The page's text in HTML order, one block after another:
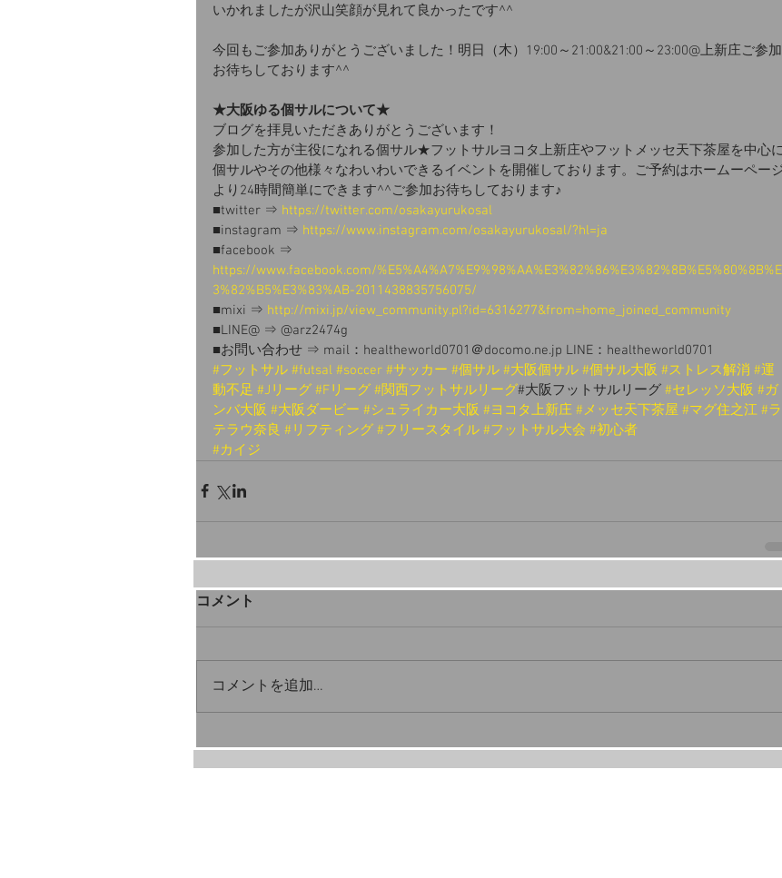
いかれましたが沢山笑顔が見れて良かったです^^
今回もご参加ありがとうございました！明日（木）19:00～21:00&21:00～23:00@上新庄ご参加
お待ちしております^^
★大阪ゆる個サルについて★
ブログを拝見いただきありがとうございます！
参加した方が主役になれる個サル★フットサルヨコタ上新庄やフットメッセ天下茶屋を中心
個サルやその他様々なわいわいできるイベントを開催しております。ご予約はホームーペー
より24時間簡単にできます^^ご参加お待ちしております♪
■twitter ⇒ https://twitter.com/osakayurukosal
■instagram ⇒ https://www.instagram.com/osakayurukosal/?hl=ja
■facebook ⇒
https://www.facebook.com/%E5%A4%A7%E9%98%AA%E3%82%86%E3%82%8B%E5%80%8B%E
3%82%B5%E3%83%AB-2011438835756075/
■mixi ⇒ http://mixi.jp/view_community.pl?id=6316277&from=home_joined_community
■LINE@ ⇒ @arz2474g
■お問い合わせ ⇒ mail：healtheworld0701＠docomo.ne.jp LINE：healtheworld0701
#フットサル #futsal #soccer #サッカー #個サル #大阪個サル #個サル大阪 #ストレス解消 #運
動不足 #Jリーグ #Fリーグ #関西フットサルリーグ#大阪フットサルリーグ #セレッソ大阪 #ガ
ンバ大阪 #大阪ダービー #シュライカー大阪 #ヨコタ上新庄 #メッセ天下茶屋 #マグ住之江 #ラ
テラウ奈良 #リフティング #フリースタイル #フットサル大会 #初心者
#カイジ
コメント
コメントを追加…